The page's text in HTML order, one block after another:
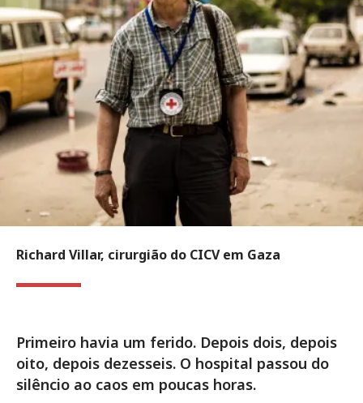
Richard Villar, cirurgião do CICV em Gaza
Primeiro havia um ferido. Depois dois, depois
oito, depois dezesseis. O hospital passou do
silêncio ao caos em poucas horas.